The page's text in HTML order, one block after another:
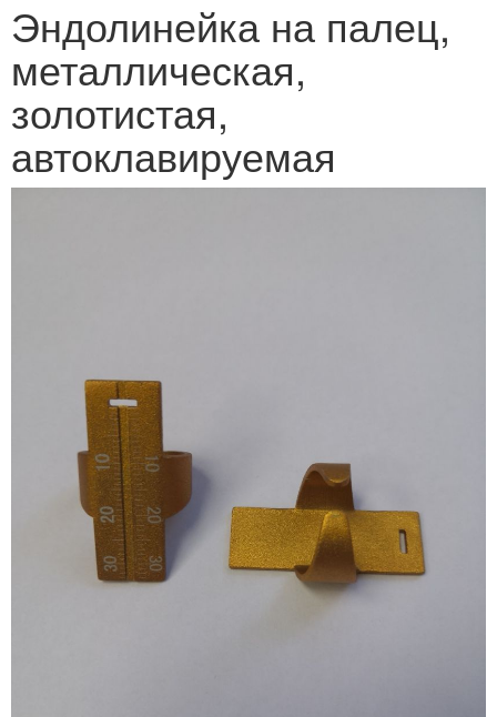
Эндолинейка на палец,
металлическая,
золотистая,
автоклавируемая